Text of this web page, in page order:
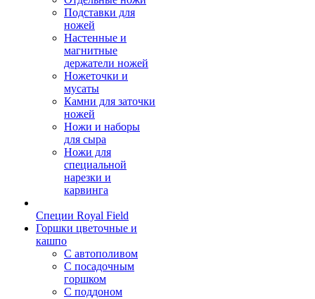
Подставки для
ножей
Настенные и
магнитные
держатели ножей
Ножеточки и
мусаты
Камни для заточки
ножей
Ножи и наборы
для сыра
Ножи для
специальной
нарезки и
карвинга
Специи Royal Field
Горшки цветочные и
кашпо
С автополивом
С посадочным
горшком
С поддоном